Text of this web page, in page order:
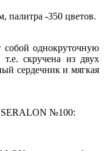
палитра -350 цветов.
собой однокруточную
скручена из двух
сердечник и мягкая
SERALON №100: